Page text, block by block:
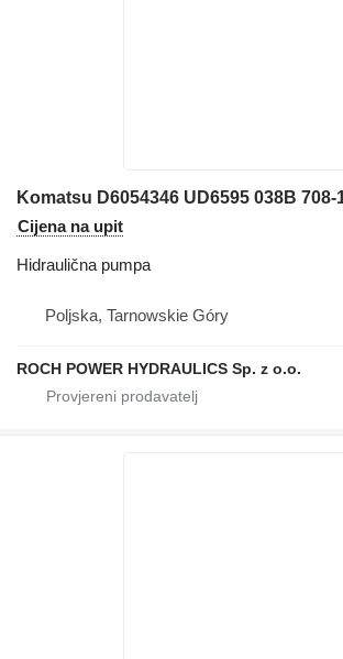
Cijena na upit
Hidraulična pumpa
Poljska, Tarnowskie Góry
ROCH POWER HYDRAULICS Sp. z o.o.